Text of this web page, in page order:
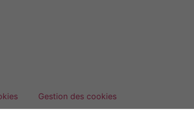
Gestion des cookies